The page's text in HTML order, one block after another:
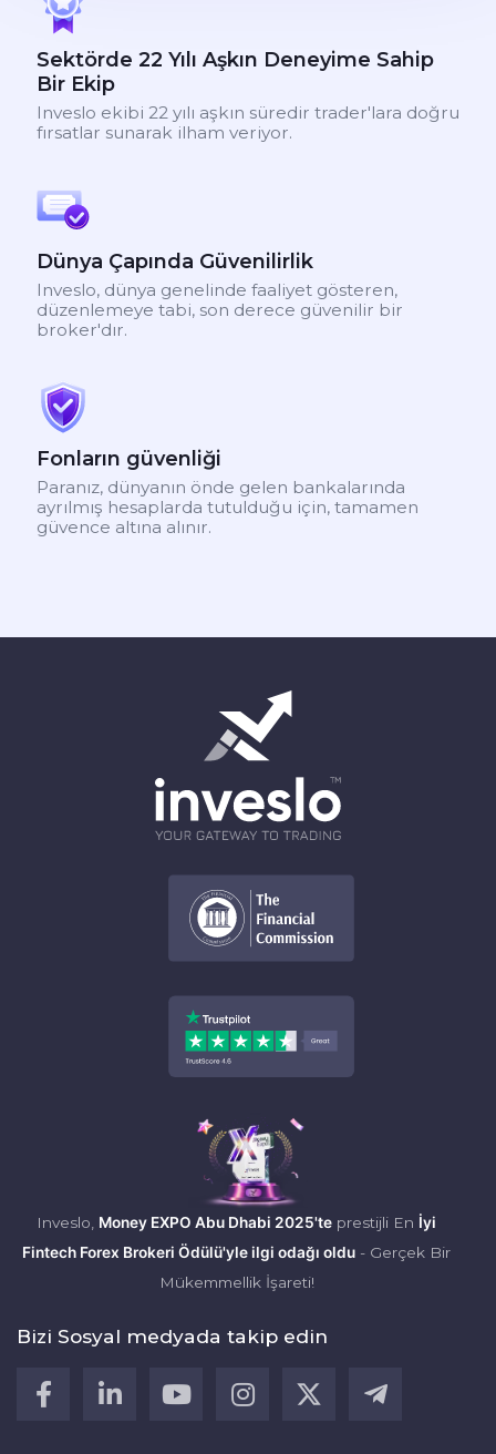
Sektörde 22 Yılı Aşkın Deneyime Sahip
Bir Ekip
Inveslo ekibi 22 yılı aşkın süredir trader'lara doğru
fırsatlar sunarak ilham veriyor.
Dünya Çapında Güvenilirlik
Inveslo, dünya genelinde faaliyet gösteren,
düzenlemeye tabi, son derece güvenilir bir
broker'dır.
Fonların güvenliği
Paranız, dünyanın önde gelen bankalarında
ayrılmış hesaplarda tutulduğu için, tamamen
güvence altına alınır.
Inveslo, Money EXPO Abu Dhabi 2025'te prestijli En İyi
Fintech Forex Brokeri Ödülü'yle ilgi odağı oldu - Gerçek Bir
Mükemmellik İşareti!
Bizi Sosyal medyada takip edin